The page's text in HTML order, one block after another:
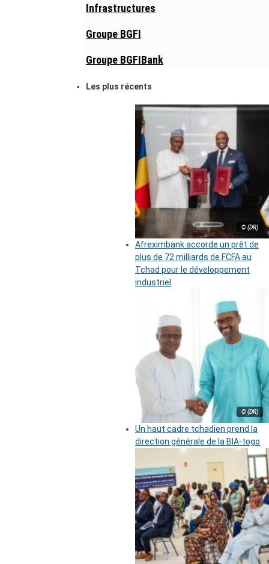
Infrastructures
Groupe BGFI
Groupe BGFIBank
Les plus récents
© (DR)
Afreximbank accorde un prêt de
plus de 72 milliards de FCFA au
Tchad pour le développement
industriel
© (DR)
Un haut cadre tchadien prend la
direction générale de la BIA-togo